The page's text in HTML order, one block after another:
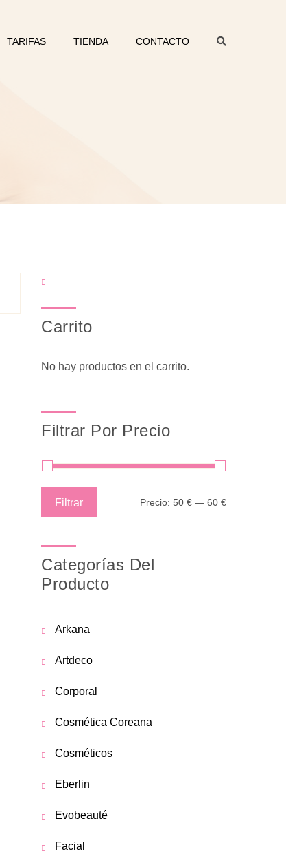
TARIFAS TIENDA CONTACTO
Carrito
No hay productos en el carrito.
Filtrar Por Precio
Filtrar Precio: 50 € — 60 €
Categorías Del
Producto
Arkana
Artdeco
Corporal
Cosmética Coreana
Cosméticos
Eberlin
Evobeauté
Facial